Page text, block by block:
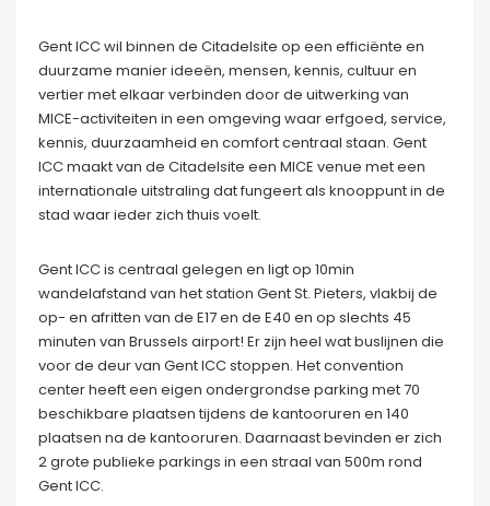
Gent ICC wil binnen de Citadelsite op een efficiënte en
duurzame manier ideeën, mensen, kennis, cultuur en
vertier met elkaar verbinden door de uitwerking van
MICE-activiteiten in een omgeving waar erfgoed, service,
kennis, duurzaamheid en comfort centraal staan. Gent
ICC maakt van de Citadelsite een MICE venue met een
internationale uitstraling dat fungeert als knooppunt in de
stad waar ieder zich thuis voelt.
Gent ICC is centraal gelegen en ligt op 10min
wandelafstand van het station Gent St. Pieters, vlakbij de
op- en afritten van de E17 en de E40 en op slechts 45
minuten van Brussels airport! Er zijn heel wat buslijnen die
voor de deur van Gent ICC stoppen. Het convention
center heeft een eigen ondergrondse parking met 70
beschikbare plaatsen tijdens de kantooruren en 140
plaatsen na de kantooruren. Daarnaast bevinden er zich
2 grote publieke parkings in een straal van 500m rond
Gent ICC.